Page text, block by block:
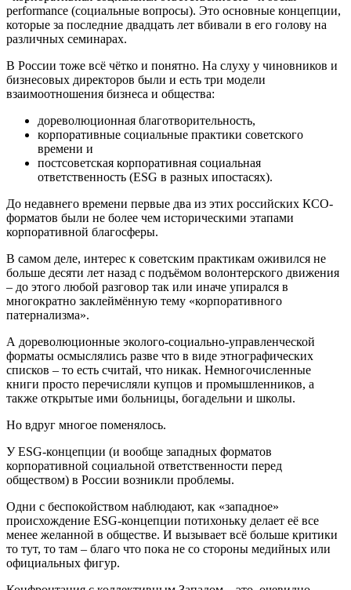
performance (социальные вопросы). Это основные концепции,
которые за последние двадцать лет вбивали в его голову на
различных семинарах.
В России тоже всё чётко и понятно. На слуху у чиновников и
бизнесовых директоров были и есть три модели
взаимоотношения бизнеса и общества:
дореволюционная благотворительность,
корпоративные социальные практики советского
времени и
постсоветская корпоративная социальная
ответственность (ESG в разных ипостасях).
До недавнего времени первые два из этих российских КСО-
форматов были не более чем историческими этапами
корпоративной благосферы.
В самом деле, интерес к советским практикам оживился не
больше десяти лет назад с подъёмом волонтерского движения
– до этого любой разговор так или иначе упирался в
многократно заклеймённую тему «корпоративного
патернализма».
А дореволюционные эколого-социально-управленческой
форматы осмыслялись разве что в виде этнографических
списков – то есть считай, что никак. Немногочисленные
книги просто перечисляли купцов и промышленников, а
также открытые ими больницы, богадельни и школы.
Но вдруг многое поменялось.
У ESG-концепции (и вообще западных форматов
корпоративной социальной ответственности перед
обществом) в России возникли проблемы.
Одни с беспокойством наблюдают, как «западное»
происхождение ESG-концепции потихоньку делает её все
менее желанной в обществе. И вызывает всё больше критики
то тут, то там – благо что пока не со стороны медийных или
официальных фигур.